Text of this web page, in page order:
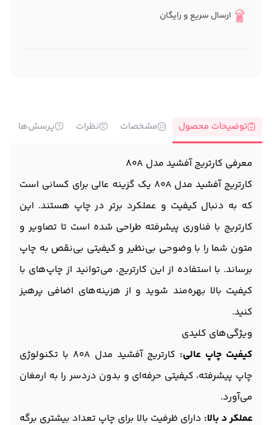
ارسال سریع و رایگان
توضیحات محصول مشخصات نظرات پرسش‌ها
معرفی کارتریج آفشید مدل 80A
کارتریج آفشید مدل 80A یک گزینه عالی برای کسانی است
که به دنبال کیفیت و عملکرد برتر در چاپ هستند. این
کارتریج با فناوری پیشرفته طراحی شده است تا تصاویر و
متون شما را با وضوحی بی‌نظیر و کیفیتی بی‌نقص به چاپ
برساند. با استفاده از این کارتریج، می‌توانید از چاپ‌های با
کیفیت بالا بهره‌مند شوید و از هزینه‌های اضافی پرهیز
کنید.
ویژگی‌های کلیدی
کیفیت چاپ عالی:
کارتریج آفشید مدل 80A با تکنولوژی
چاپ پیشرفته، کیفیتی حرفه‌ای و بدون دردسر را به ارمغان
می‌آورد.
عملکر د بالا: دارای ظرفیت بالا برای چاپ تعداد بیشتری برگه